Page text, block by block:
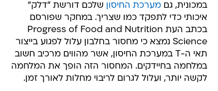
במכונית, גםמערכת החיסון שלכם דורשת "דלק"
איכותי כדי לתפקד כמו שצריך. במחקר שפורסם
בכתב העת Progress of Food and Nutrition
Science נמצא כי מחסור בחלבון עלול לפגוע בייצור
תאי ה-T במערכת החיסון, אשר מהווים מרכיב חשוב
במלחמה בחיידקים. המחסור הזה הופך את המלחמה
לקשה יותר, ועלול לגרום לריבוי מחלות לאורך זמן.